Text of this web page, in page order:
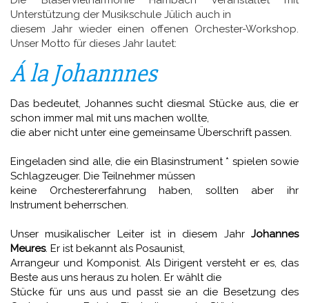
Gesellschaftl. Engagement
Unterstützung der Musikschule Jülich auch in
diesem Jahr wieder einen offenen Orchester-Workshop.
Unser Motto für dieses Jahr lautet:
Á la Johannnes
Das bedeutet, Johannes sucht diesmal Stücke aus, die er
schon immer mal mit uns machen wollte,
die aber nicht unter eine gemeinsame Überschrift passen.
Eingeladen sind alle, die ein Blasinstrument * spielen sowie
Schlagzeuger. Die Teilnehmer müssen
keine Orchestererfahrung haben, sollten aber ihr
Instrument beherrschen.
Unser musikalischer Leiter ist in diesem Jahr Johannes
Meures. Er ist bekannt als Posaunist,
Arrangeur und Komponist. Als Dirigent versteht er es, das
Beste aus uns heraus zu holen. Er wählt die
Stücke für uns aus und passt sie an die Besetzung des